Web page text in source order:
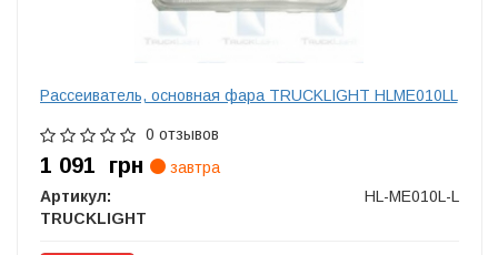
Рассеиватель, основная фара TRUCKLIGHT HLME010LL
0 отзывов
1 091 грн
завтра
Артикул:
HL-ME010L-L
TRUCKLIGHT